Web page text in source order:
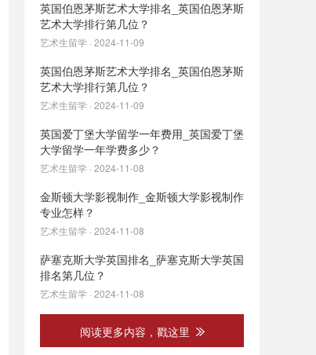
英国伯恩茅斯艺术大学排名_英国伯恩茅斯
艺术大学排行第几位？
艺术生留学 · 2024-11-09
英国伯恩茅斯艺术大学排名_英国伯恩茅斯
艺术大学排行第几位？
艺术生留学 · 2024-11-09
英国爱丁堡大学留学一年费用_英国爱丁堡
大学留学一年学费多少？
艺术生留学 · 2024-11-08
金斯顿大学影视制作_金斯顿大学影视制作
专业怎样？
艺术生留学 · 2024-11-08
萨塞克斯大学英国排名_萨塞克斯大学英国
排名第几位？
艺术生留学 · 2024-11-08
阅读更多内容，戳这里